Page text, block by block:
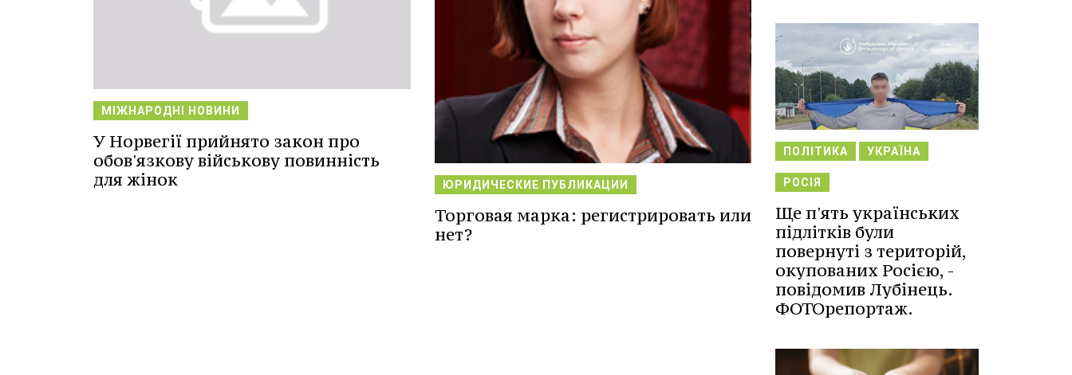
МІЖНАРОДНІ НОВИНИ
У Норвегії прийнято закон про
обов'язкову військову повинність
для жінок
ЮРИДИЧЕСКИЕ ПУБЛИКАЦИИ
Торговая марка: регистрировать или
нет?
ПОЛІТИКА УКРАЇНА
РОСІЯ
Ще п'ять українських
підлітків були
повернуті з територій,
окупованих Росією, -
повідомив Лубінець.
ФОТОрепортаж.